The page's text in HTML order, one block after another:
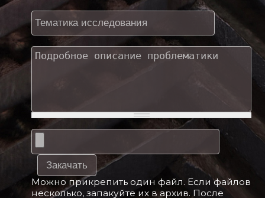
Тематика исследования
Подробное описание проблематики
Файлы
Можно прикрепить один файл. Если файлов
несколько, запакуйте их в архив. После